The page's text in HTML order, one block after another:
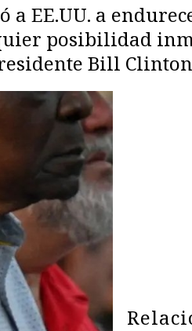
EE.UU. a
posibilidad
Bill